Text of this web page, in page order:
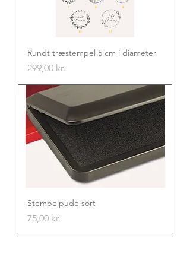
Rundt træstempel 5 cm i diameter
Pris
299,00 kr.
Stempelpude sort
Pris
75,00 kr.